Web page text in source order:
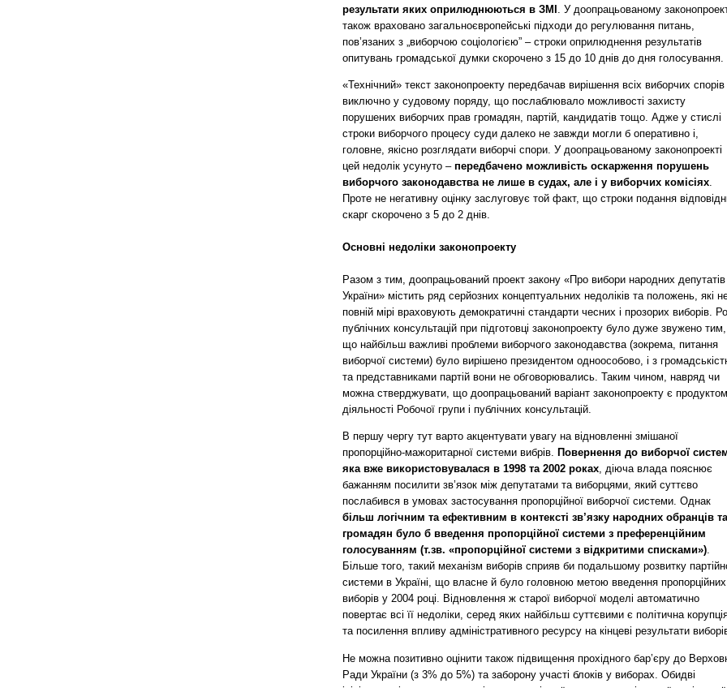
результати яких оприлюднюються в ЗМІ . У доопрацьованому
також враховано загальноєвропейські підходи до регулювання питань,
пов’язаних з „виборчою соціологією” – строки оприлюднення результатів
опитувань громадської думки скорочено з 15 до 10 днів до дня голосування.
«Технічний» текст законопроекту передбачав вирішення всіх виборчих спорів
виключно у судовому поряду, що послаблювало можливості захисту
порушених виборчих прав громадян, партій, кандидатів тощо. Адже у стислі
строки виборчого процесу суди далеко не завжди могли б оперативно і,
головне, якісно розглядати виборчі спори. У доопрацьованому законопроекті
цей недолік усунуто – передбачено можливість оскарження порушень
виборчого законодавства не лише в судах, але і у виборчих комісіях
Проте не негативну оцінку заслуговує той факт, що строки подання
скарг скорочено з 5 до 2 днів.
Основні недоліки законопроекту
Разом з тим, доопрацьований проект закону «Про вибори народних депутатів
України» містить ряд серйозних концептуальних недоліків та положень, які
повній мірі враховують демократичні стандарти чесних і прозорих виборів.
публічних консультацій при підготовці законопроекту було дуже звужено тим,
що найбільш важливі проблеми виборчого законодавства (зокрема, питання
виборчої системи) було вирішено президентом одноособово, і з
та представниками партій вони не обговорювались. Таким чином, навряд чи
можна стверджувати, що доопрацьований варіант законопроекту є продуктом
діяльності Робочої групи і публічних консультацій.
В першу чергу тут варто акцентувати увагу на відновленні змішаної
пропорційно-мажоритарної системи вибрів. Повернення до виборчої
яка вже використовувалася в 1998 та 2002 роках, діюча влада пояснює
бажанням посилити зв’язок між депутатами та виборцями, який суттєво
послабився в умовах застосування пропорційної виборчої системи. Однак
більш логічним та ефективним в контексті зв’язку народних обранців та
громадян було б введення пропорційної системи з преференційним
голосуванням (т.зв. «пропорційної системи з відкритими списками»).
Більше того, такий механізм виборів сприяв би подальшому розвитку
системи в Україні, що власне й було головною метою введення пропорційних
виборів у 2004 році. Відновлення ж старої виборчої моделі автоматично
повертає всі її недоліки, серед яких найбільш суттєвими є політична
та посилення впливу адміністративного ресурсу на кінцеві результати
Не можна позитивно оцінити також підвищення прохідного бар’єру до
Ради України (з 3% до 5%) та заборону участі блоків у виборах. Обидві